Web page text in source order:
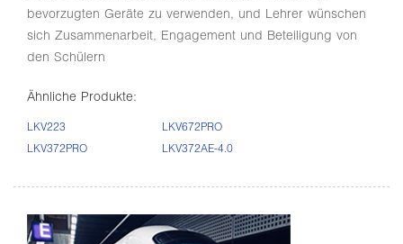
bevorzugten Geräte zu verwenden, und Lehrer wünschen
sich Zusammenarbeit, Engagement und Beteiligung von
den Schülern
Ähnliche Produkte:
LKV223
LKV672PRO
LKV372PRO
LKV372AE-4.0